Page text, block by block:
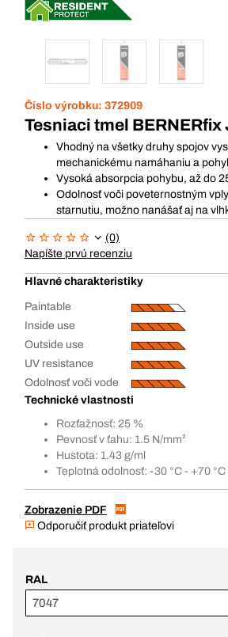
Číslo výrobku: 372909
Tesniaci tmel BERNERfix
Vhodný na všetky druhy spojov
mechanickému namáhaniu a
Vysoká absorpcia pohybu, až do
Odolnosť voči poveternostným
starnutiu, možno nanášať aj na
(0)
Napíšte prvú recenziu
Hlavné charakteristiky
Paintable
Inside use
Outside use
UV resistance
Odolnosť voči vode
Technické vlastnosti
Rozťažnosť: 25 %
Pevnosť v ťahu: 1.5 N/mm²
Hustota: 1.43 g/ml
Teplotná odolnosť: -30 °C - +70 °C
Zobrazenie PDF
Odporučiť produkt priateľovi
RAL
7047